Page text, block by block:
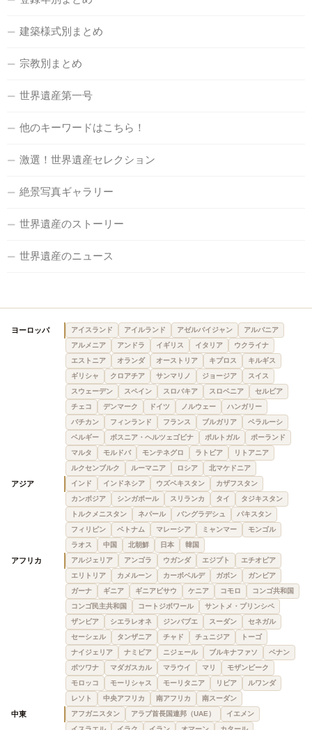
建築様式別まとめ
宗教別まとめ
世界遺産第一号
他のキーワードはこちら！
激選！世界遺産セレクション
絶景写真ギャラリー
世界遺産のストーリー
世界遺産のニュース
ヨーロッパ アイスランド アイルランド アゼルバイジャン
アルバニア
アルメニア
アンドラ イギリス イタリア
ウクライナ
エストニア
オランダ オーストリア キプロス
キルギス
ギリシャ
クロアチア サンマリノ ジョージア
スイス
スウェーデン
スペイン スロバキア スロベニア
セルビア
チェコ
デンマーク ドイツ ノルウェー
ハンガリー
バチカン
フィンランド フランス ブルガリア
ベラルーシ
ベルギー
ボスニア・ヘルツェゴビナ ポルトガル
ポーランド
マルタ
モルドバ モンテネグロ ラトビア
リトアニア
ルクセンブルク
ルーマニア ロシア 北マケドニア
アジア インド インドネシア ウズベキスタン
カザフスタン
カンボジア
シンガポール スリランカ タイ
タジキスタン
トルクメニスタン
ネパール バングラデシュ
パキスタン
フィリピン
ベトナム マレーシア ミャンマー
モンゴル
ラオス
中国 北朝鮮 日本 韓国
アフリカ アルジェリア アンゴラ ウガンダ エジプト
エチオピア
エリトリア
カメルーン カーボベルデ ガボン
ガンビア
ガーナ
ギニア ギニアビサウ ケニア コモロ
コンゴ共和国
コンゴ民主共和国
コートジボワール
サントメ・プリンシペ
ザンビア
シエラレオネ ジンバブエ スーダン
セネガル
セーシェル
タンザニア チャド チュニジア
トーゴ
ナイジェリア
ナミビア ニジェール ブルキナファソ
ベナン
ボツワナ
マダガスカル マラウイ マリ
モザンビーク
モロッコ
モーリシャス モーリタニア リビア
ルワンダ
レソト
中央アフリカ 南アフリカ 南スーダン
中東 アフガニスタン アラブ首長国連邦（UAE）
イエメン